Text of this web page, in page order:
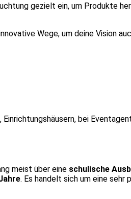
gezielt ein, um Produkte
Wege, um deine Vision
bei
meist über eine schulische
. Es handelt sich um eine sehr